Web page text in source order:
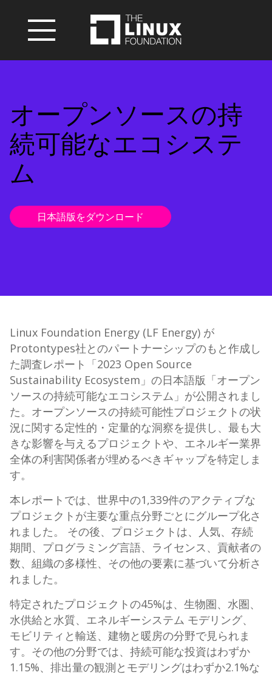
オープンソースの持
続可能なエコシステ
ム
日本語版をダウンロード
Linux Foundation Energy (LF Energy) が
Protontypes社とのパートナーシップのもと作成し
た調査レポート「2023 Open Source
Sustainability Ecosystem」の日本語版「オープン
ソースの持続可能なエコシステム」が公開されまし
た。オープンソースの持続可能性プロジェクトの状
況に関する定性的・定量的な洞察を提供し、最も大
きな影響を与えるプロジェクトや、エネルギー業界
全体の利害関係者が埋めるべきギャップを特定しま
す。
本レポートでは、世界中の1,339件のアクティブな
プロジェクトが主要な重点分野ごとにグループ化さ
れました。 その後、プロジェクトは、人気、存続
期間、プログラミング言語、ライセンス、貢献者の
数、組織の多様性、その他の要素に基づいて分析さ
れました。
特定されたプロジェクトの45%は、生物圏、水圏、
水供給と水質、エネルギーシステム モデリング、
モビリティと輸送、建物と暖房の分野で見られま
す。その他の分野では、持続可能な投資はわずか
1.15%、排出量の観測とモデリングはわずか2.1%な